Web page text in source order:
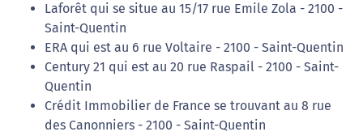
Laforêt qui se situe au 15/17 rue Emile Zola - 2100 -
Saint-Quentin
ERA qui est au 6 rue Voltaire - 2100 - Saint-Quentin
Century 21 qui est au 20 rue Raspail - 2100 - Saint-
Quentin
Crédit Immobilier de France se trouvant au 8 rue
des Canonniers - 2100 - Saint-Quentin